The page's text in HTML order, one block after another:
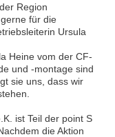
Region
für die
Ursula
Heine vom der CF-
und -montage sind
sie uns, dass wir
ist Teil der point S
die Aktion